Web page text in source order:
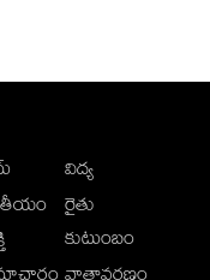
విద్య
రైతు
కుటుంబం